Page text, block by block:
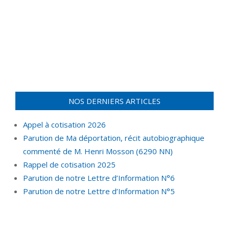
NOS DERNIERS ARTICLES
Appel à cotisation 2026
Parution de Ma déportation, récit autobiographique
commenté de M. Henri Mosson (6290 NN)
Rappel de cotisation 2025
Parution de notre Lettre d’Information N°6
Parution de notre Lettre d’Information N°5